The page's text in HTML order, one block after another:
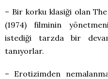
– Bir korku klasiği olan
(1974) filminin
istediği tarzda bir
tanıyorlar.
– Erotizimden